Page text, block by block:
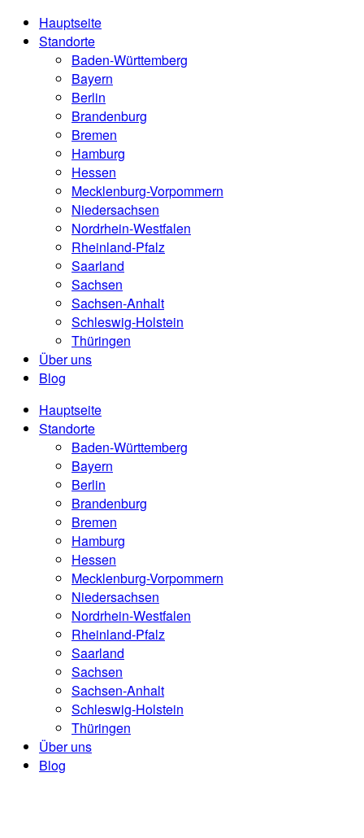
Hauptseite
Standorte
Baden-Württemberg
Bayern
Berlin
Brandenburg
Bremen
Hamburg
Hessen
Mecklenburg-Vorpommern
Niedersachsen
Nordrhein-Westfalen
Rheinland-Pfalz
Saarland
Sachsen
Sachsen-Anhalt
Schleswig-Holstein
Thüringen
Über uns
Blog
Hauptseite
Standorte
Baden-Württemberg
Bayern
Berlin
Brandenburg
Bremen
Hamburg
Hessen
Mecklenburg-Vorpommern
Niedersachsen
Nordrhein-Westfalen
Rheinland-Pfalz
Saarland
Sachsen
Sachsen-Anhalt
Schleswig-Holstein
Thüringen
Über uns
Blog